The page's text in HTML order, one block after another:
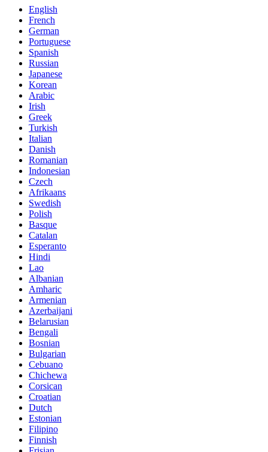
English
French
German
Portuguese
Spanish
Russian
Japanese
Korean
Arabic
Irish
Greek
Turkish
Italian
Danish
Romanian
Indonesian
Czech
Afrikaans
Swedish
Polish
Basque
Catalan
Esperanto
Hindi
Lao
Albanian
Amharic
Armenian
Azerbaijani
Belarusian
Bengali
Bosnian
Bulgarian
Cebuano
Chichewa
Corsican
Croatian
Dutch
Estonian
Filipino
Finnish